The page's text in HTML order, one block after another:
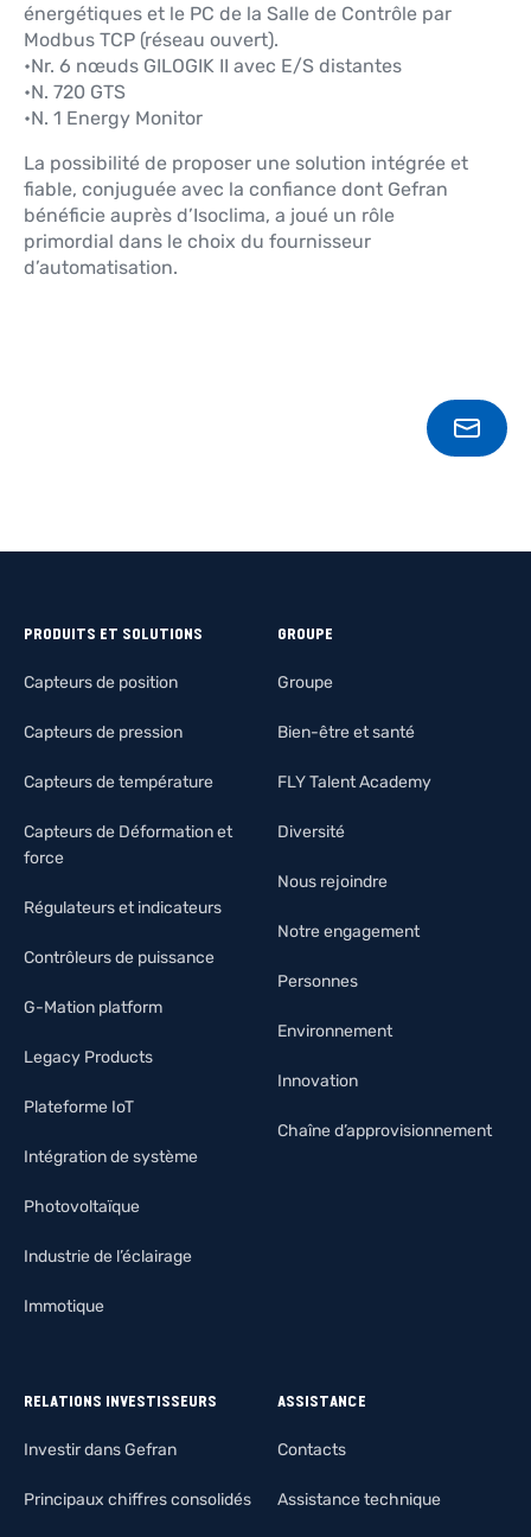
énergétiques et le PC de la Salle de Contrôle par
Modbus TCP (réseau ouvert).
•Nr. 6 nœuds GILOGIK II avec E/S distantes
•N. 720 GTS
•N. 1 Energy Monitor
La possibilité de proposer une solution intégrée et
fiable, conjuguée avec la confiance dont Gefran
bénéficie auprès d’Isoclima, a joué un rôle
primordial dans le choix du fournisseur
d’automatisation.
PRODUITS ET SOLUTIONS
Capteurs de position
Capteurs de pression
Capteurs de température
Capteurs de Déformation et
force
Régulateurs et indicateurs
Contrôleurs de puissance
G-Mation platform
Legacy Products
Plateforme IoT
Intégration de système
Photovoltaïque
Industrie de l’éclairage
Immotique
GROUPE
Groupe
Bien-être et santé
FLY Talent Academy
Diversité
Nous rejoindre
Notre engagement
Personnes
Environnement
Innovation
Chaîne d’approvisionnement
RELATIONS INVESTISSEURS
Investir dans Gefran
Principaux chiffres consolidés
ASSISTANCE
Contacts
Assistance technique